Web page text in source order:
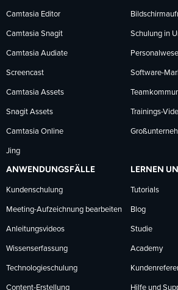
folgen
Camtasia Editor
Camtasia Snagit
Camtasia Audiate
Screencast
Camtasia Assets
Snagit Assets
Camtasia Online
Jing
Schulung in
Software-
Trainings-
ANWENDUNGSFÄLLE
Kundenschulung
Meeting-Aufzeichnung bearbeiten
Anleitungsvideos
Wissenserfassung
Technologieschulung
Content-Erstellung
LERNEN
Tutorials
Blog
Studie
Academy
Hilfe und